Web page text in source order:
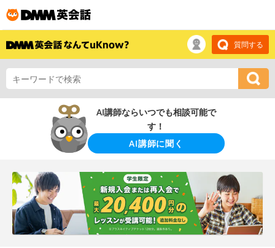
質問する
AI講師ならいつでも相談可能で
す！
AI講師に聞く